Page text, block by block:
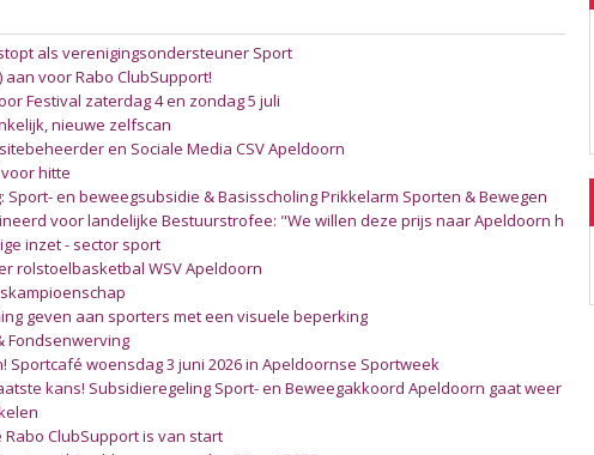
als verenigingsondersteuner Sport
aan voor Rabo ClubSupport!
Festival zaterdag 4 en zondag 5 juli
nieuwe zelfscan
en Sociale Media CSV Apeldoorn
hitte
Sport- en beweegsubsidie & Basisscholing Prikkelarm Sporten & Bewegen
voor landelijke Bestuurstrofee: "We willen deze prijs naar Apeldoorn halen"
inzet - sector sport
rolstoelbasketbal WSV Apeldoorn
geven aan sporters met een visuele beperking
Fondsenwerving
Sportcafé woensdag 3 juni 2026 in Apeldoornse Sportweek
kans! Subsidieregeling Sport- en Beweegakkoord Apeldoorn gaat weer open
ClubSupport is van start